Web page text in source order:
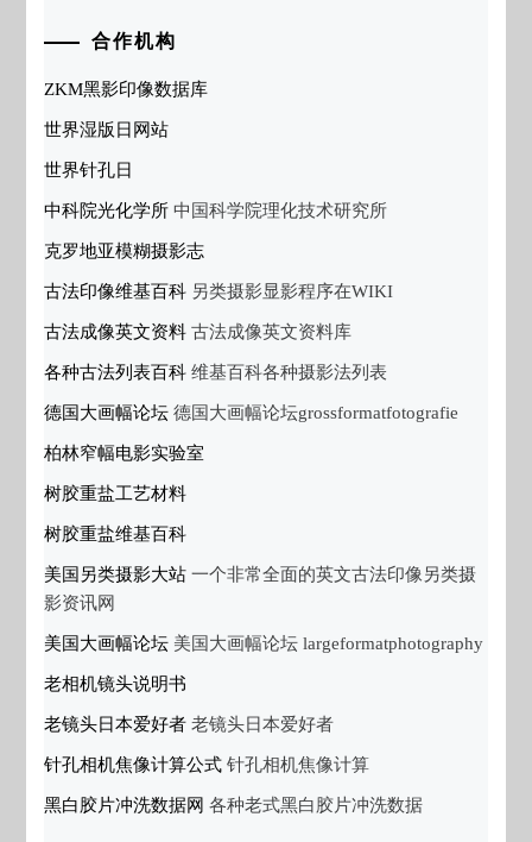
合作机构
ZKM黑影印像数据库
世界湿版日网站
世界针孔日
中科院光化学所 中国科学院理化技术研究所
克罗地亚模糊摄影志
古法印像维基百科 另类摄影显影程序在WIKI
古法成像英文资料 古法成像英文资料库
各种古法列表百科 维基百科各种摄影法列表
德国大画幅论坛 德国大画幅论坛grossformatfotografie
柏林窄幅电影实验室
树胶重盐工艺材料
树胶重盐维基百科
美国另类摄影大站 一个非常全面的英文古法印像另类摄
影资讯网
美国大画幅论坛 美国大画幅论坛 largeformatphotography
老相机镜头说明书
老镜头日本爱好者 老镜头日本爱好者
针孔相机焦像计算公式 针孔相机焦像计算
黑白胶片冲洗数据网 各种老式黑白胶片冲洗数据